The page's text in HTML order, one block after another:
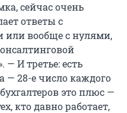
сейчас очень
ответы с
вообще с нулями,
— И третье: есть
— 28-е число каждого
это плюс —
кто давно работает,